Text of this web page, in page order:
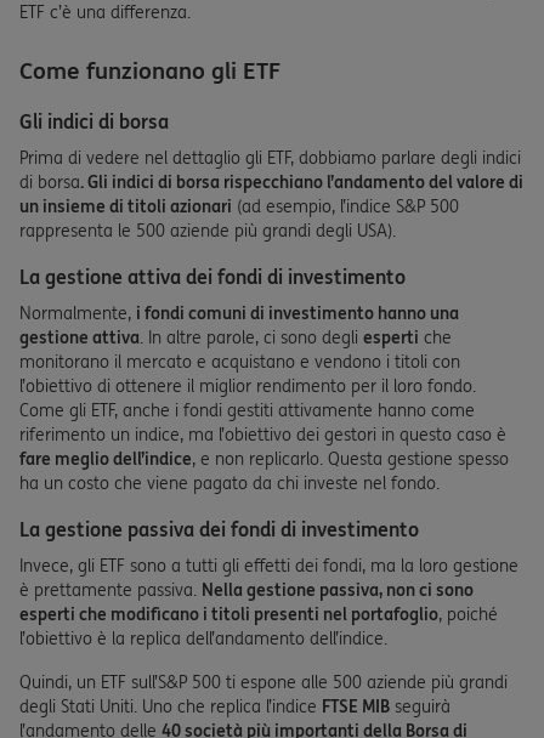
ETF c’è una differenza.
Come funzionano gli ETF
Gli indici di borsa
Prima di vedere nel dettaglio gli ETF, dobbiamo parlare degli indici
di borsa. Gli indici di borsa rispecchiano l’andamento del valore di
un insieme di titoli azionari (ad esempio, l’indice S&P 500
rappresenta le 500 aziende più grandi degli USA).
La gestione attiva dei fondi di investimento
Normalmente, i fondi comuni di investimento hanno una
gestione attiva. In altre parole, ci sono degli esperti che
monitorano il mercato e acquistano e vendono i titoli con
l’obiettivo di ottenere il miglior rendimento per il loro fondo.
Come gli ETF, anche i fondi gestiti attivamente hanno come
riferimento un indice, ma l’obiettivo dei gestori in questo caso è
fare meglio dell’indice, e non replicarlo. Questa gestione spesso
ha un costo che viene pagato da chi investe nel fondo.
La gestione passiva dei fondi di investimento
Invece, gli ETF sono a tutti gli effetti dei fondi, ma la loro gestione
è prettamente passiva. Nella gestione passiva, non ci sono
esperti che modificano i titoli presenti nel portafoglio, poiché
l’obiettivo è la replica dell’andamento dell’indice.
Quindi, un ETF sull’S&P 500 ti espone alle 500 aziende più grandi
degli Stati Uniti. Uno che replica l’indice FTSE MIB seguirà
l’andamento delle 40 società più importanti della Borsa di